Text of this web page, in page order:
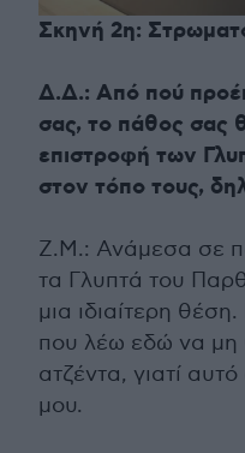
Σκηνή 2η:
Δ.Δ.: Από πού
σας, το πάθος σας
επιστροφή των
στον τόπο τους,
Ζ.Μ.: Ανάμεσα σε
τα Γλυπτά του
μια ιδιαίτερη
που λέω εδώ να μη
ατζέντα, γιατί
μου.